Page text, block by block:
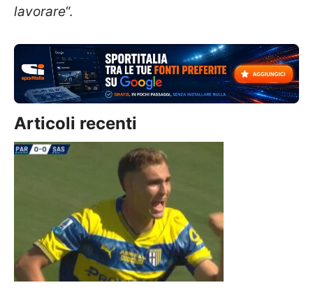
lavorare“.
Articoli recenti